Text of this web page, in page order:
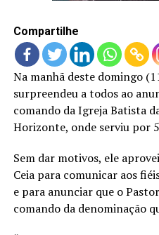
Compartilhe
Na manhã deste domingo
surpreendeu a todos ao
comando da Igreja Batista
Horizonte, onde serviu por
Sem dar motivos, ele
Ceia para comunicar aos
e para anunciar que o
comando da denominação